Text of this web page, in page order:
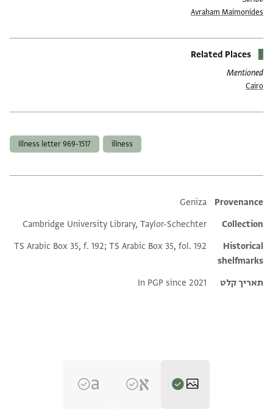
Avraham Maimonides
Related Places
Mentioned
Cairo
illness
illness letter 969-1517
Additional metadata
Provenance
Geniza
Collection
Cambridge University Library, Taylor-Schechter
Historical
shelfmarks
TS Arabic Box 35, f. 192; TS Arabic Box 35, fol. 192
תאריך קלט In PGP since 2021